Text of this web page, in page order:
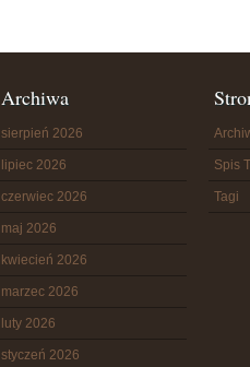
Archiwa
sierpień 2026
lipiec 2026
czerwiec 2026
maj 2026
kwiecień 2026
marzec 2026
luty 2026
styczeń 2026
Spis
Tagi